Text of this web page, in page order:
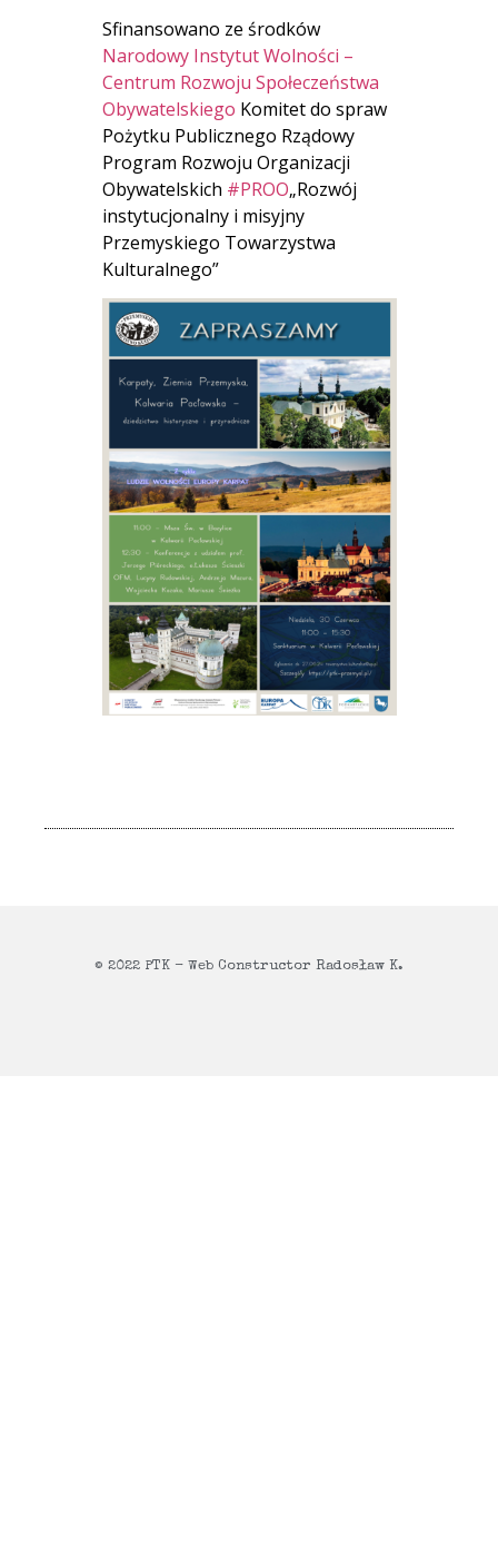
Sfinansowano ze środków
Narodowy Instytut Wolności –
Centrum Rozwoju Społeczeństwa
Obywatelskiego Komitet do spraw
Pożytku Publicznego Rządowy
Program Rozwoju Organizacji
Obywatelskich #PROO„Rozwój
instytucjonalny i misyjny
Przemyskiego Towarzystwa
Kulturalnego”
© 2022 PTK - Web Constructor Radosław K.